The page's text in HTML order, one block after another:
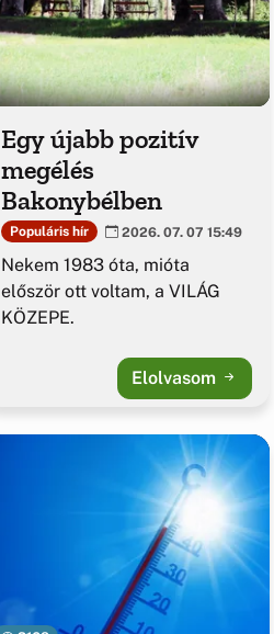
Egy újabb pozitív
megélés
Bakonybélben
Populáris hír 2026. 07. 07 15:49
Nekem 1983 óta, mióta
először ott voltam, a VILÁG
KÖZEPE.
Elolvasom